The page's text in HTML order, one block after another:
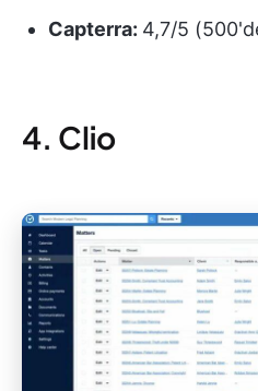
Capterra: 4,7/5
4. Clio